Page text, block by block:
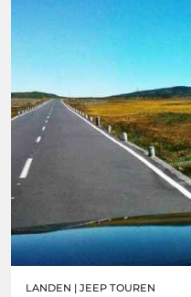
LANDEN | JEEP TOUREN